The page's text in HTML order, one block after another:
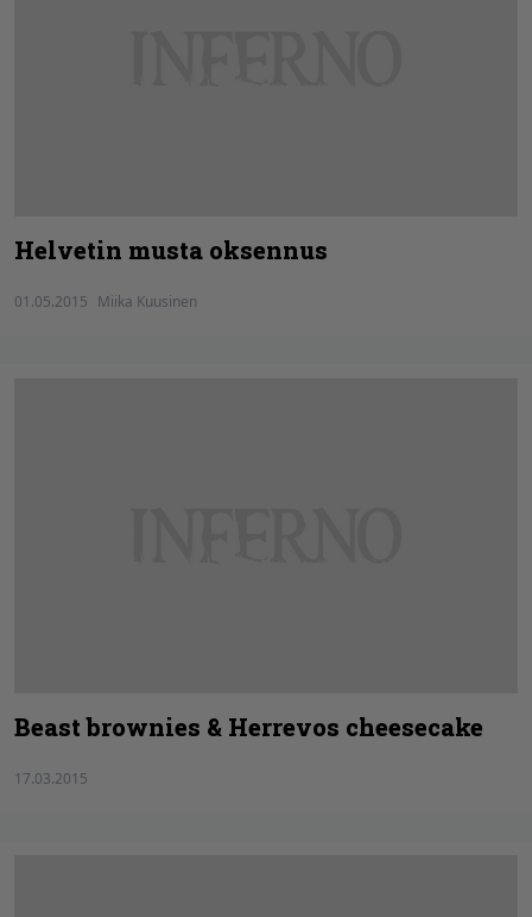
Helvetin musta oksennus
01.05.2015 Miika Kuusinen
Beast brownies & Herrevos cheesecake
17.03.2015